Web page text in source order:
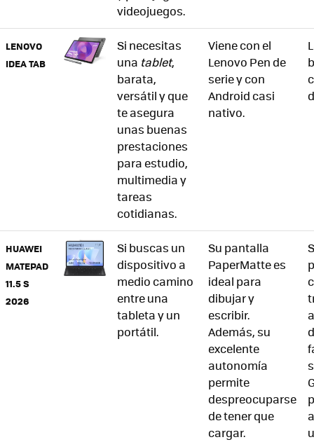
videojuegos.
LENOVO
IDEA TAB
Si necesitas
una tablet,
barata,
versátil y que
te asegura
unas buenas
prestaciones
para estudio,
multimedia y
tareas
cotidianas.
Viene con el
Lenovo Pen de
serie y con
Android casi
nativo.
HUAWEI
MATEPAD
11.5 S
2026
Si buscas un
dispositivo a
medio camino
entre una
tableta y un
portátil.
Su pantalla
PaperMatte es
ideal para
dibujar y
escribir.
Además, su
excelente
autonomía
permite
despreocuparse
de tener que
cargar.